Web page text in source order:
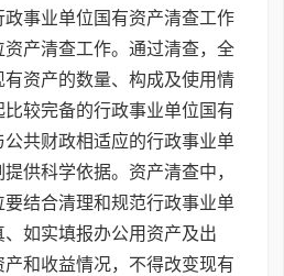
事业单位国有资产清查工作
产清查工作。通过清查，全
资产的数量、构成及使用情
较完备的行政事业单位国有
共财政相适应的行政事业单
供科学依据。资产清查中，
结合清理和规范行政事业单
如实填报办公用资产及出
和收益情况，不得改变现有